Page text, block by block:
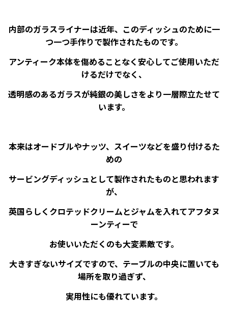
内部のガラスライナーは近年、このディッシュのために一
つ一つ手作りで製作されたものです。
アンティーク本体を傷めることなく安心してご使用いただ
けるだけでなく、
透明感のあるガラスが純銀の美しさをより一層際立たせて
います。
本来はオードブルやナッツ、スイーツなどを盛り付けるた
めの
サービングディッシュとして製作されたものと思われます
が、
英国らしくクロテッドクリームとジャムを入れてアフタヌ
ーンティーで
お使いいただくのも大変素敵です。
大きすぎないサイズですので、テーブルの中央に置いても
場所を取り過ぎず、
実用性にも優れています。